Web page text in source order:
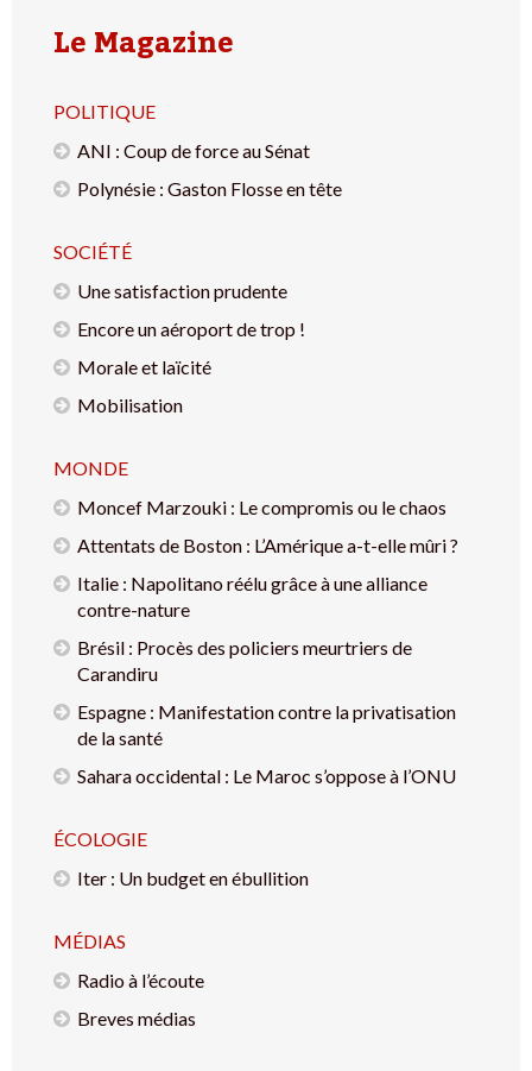
Le Magazine
POLITIQUE
ANI : Coup de force au Sénat
Polynésie : Gaston Flosse en tête
SOCIÉTÉ
Une satisfaction prudente
Encore un aéroport de trop !
Morale et laïcité
Mobilisation
MONDE
Moncef Marzouki : Le compromis ou le chaos
Attentats de Boston : L’Amérique a-t-elle mûri ?
Italie : Napolitano réélu grâce à une alliance
contre-nature
Brésil : Procès des policiers meurtriers de
Carandiru
Espagne : Manifestation contre la privatisation
de la santé
Sahara occidental : Le Maroc s’oppose à l’ONU
ÉCOLOGIE
Iter : Un budget en ébullition
MÉDIAS
Radio à l’écoute
Breves médias